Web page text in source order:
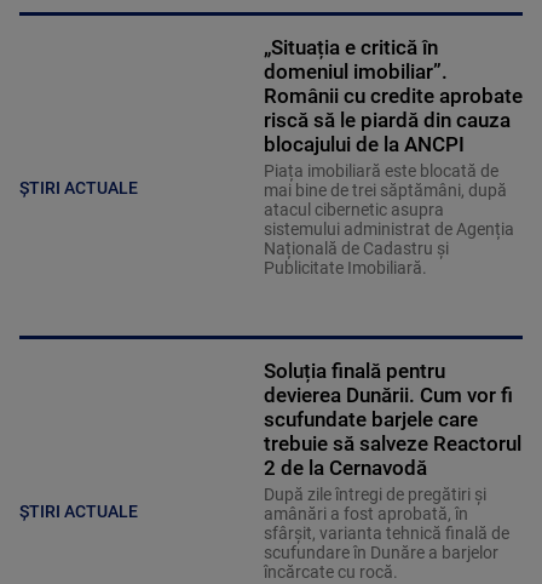
ȘTIRI ACTUALE
„Situația e critică în
domeniul imobiliar”.
Românii cu credite aprobate
riscă să le piardă din cauza
blocajului de la ANCPI
Piața imobiliară este blocată de
mai bine de trei săptămâni, după
atacul cibernetic asupra
sistemului administrat de Agenția
Națională de Cadastru și
Publicitate Imobiliară.
ȘTIRI ACTUALE
Soluția finală pentru
devierea Dunării. Cum vor fi
scufundate barjele care
trebuie să salveze Reactorul
2 de la Cernavodă
După zile întregi de pregătiri și
amânări a fost aprobată, în
sfârșit, varianta tehnică finală de
scufundare în Dunăre a barjelor
încărcate cu rocă.